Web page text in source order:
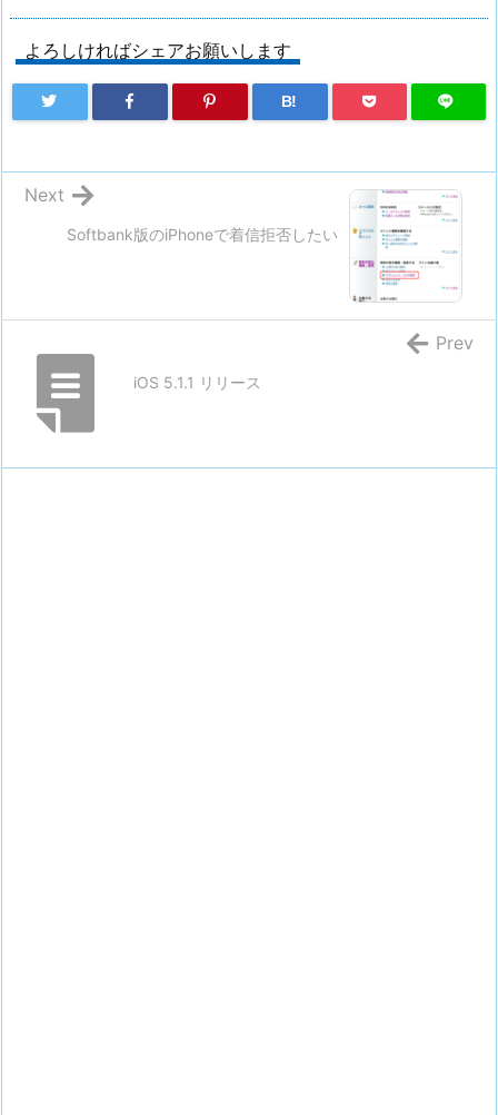
よろしければシェアお願いします
B!
Softbank版のiPhoneで着信拒否したい
Next
iOS 5.1.1 リリース
Prev